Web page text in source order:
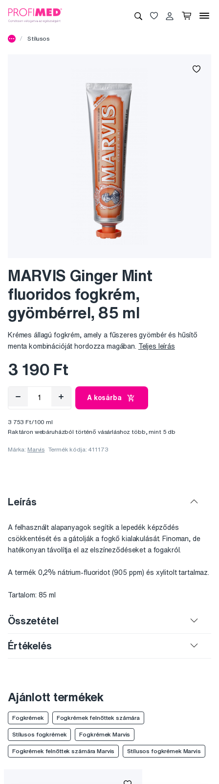
Stílusos
MARVIS Ginger Mint
fluoridos fogkrém,
gyömbérrel, 85 ml
Krémes állagú fogkrém, amely a fűszeres gyömbér és hűsítő
menta kombinációját hordozza magában. Teljes leírás
3 190 Ft
A kosárba
3 753 Ft/100 ml
Raktáron webáruházból történő vásárláshoz több, mint 5 db
Márka: Marvis Termék kódja: 411173
Leírás
A felhasznált alapanyagok segítik a lepedék képződés
csökkentését és a gátolják a fogkő kialakulását. Finoman, de
hatékonyan távolítja el az elszíneződéseket a fogakról.
A termék 0,2% nátrium-fluoridot (905 ppm) és xylitolt tartalmaz.
Tartalom: 85 ml
Összetétel
Értékelés
Ajánlott termékek
Fogkrémek Fogkrémek felnőttek számára
Stílusos fogkrémek Fogkrémek Marvis
Fogkrémek felnőttek számára Marvis Stílusos fogkrémek Marvis